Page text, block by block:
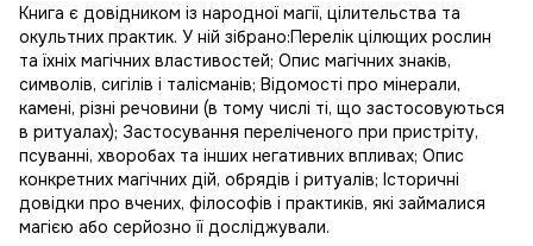
Книга є довідником із народної магії, цілительства та
окультних практик. У ній зібрано:Перелік цілющих рослин
та їхніх магічних властивостей; Опис магічних знаків,
символів, сигілів і талісманів; Відомості про мінерали,
камені, різні речовини (в тому числі ті, що застосовуються
в ритуалах); Застосування переліченого при пристріту,
псуванні, хворобах та інших негативних впливах; Опис
конкретних магічних дій, обрядів і ритуалів; Історичні
довідки про вчених, філософів і практиків, які займалися
магією або серйозно її досліджували.